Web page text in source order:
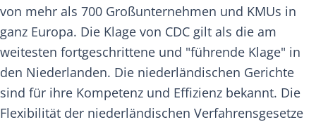
von mehr als 700 Großunternehmen und KMUs in
ganz Europa. Die Klage von CDC gilt als die am
weitesten fortgeschrittene und "führende Klage" in
den Niederlanden. Die niederländischen Gerichte
sind für ihre Kompetenz und Effizienz bekannt. Die
Flexibilität der niederländischen Verfahrensgesetze